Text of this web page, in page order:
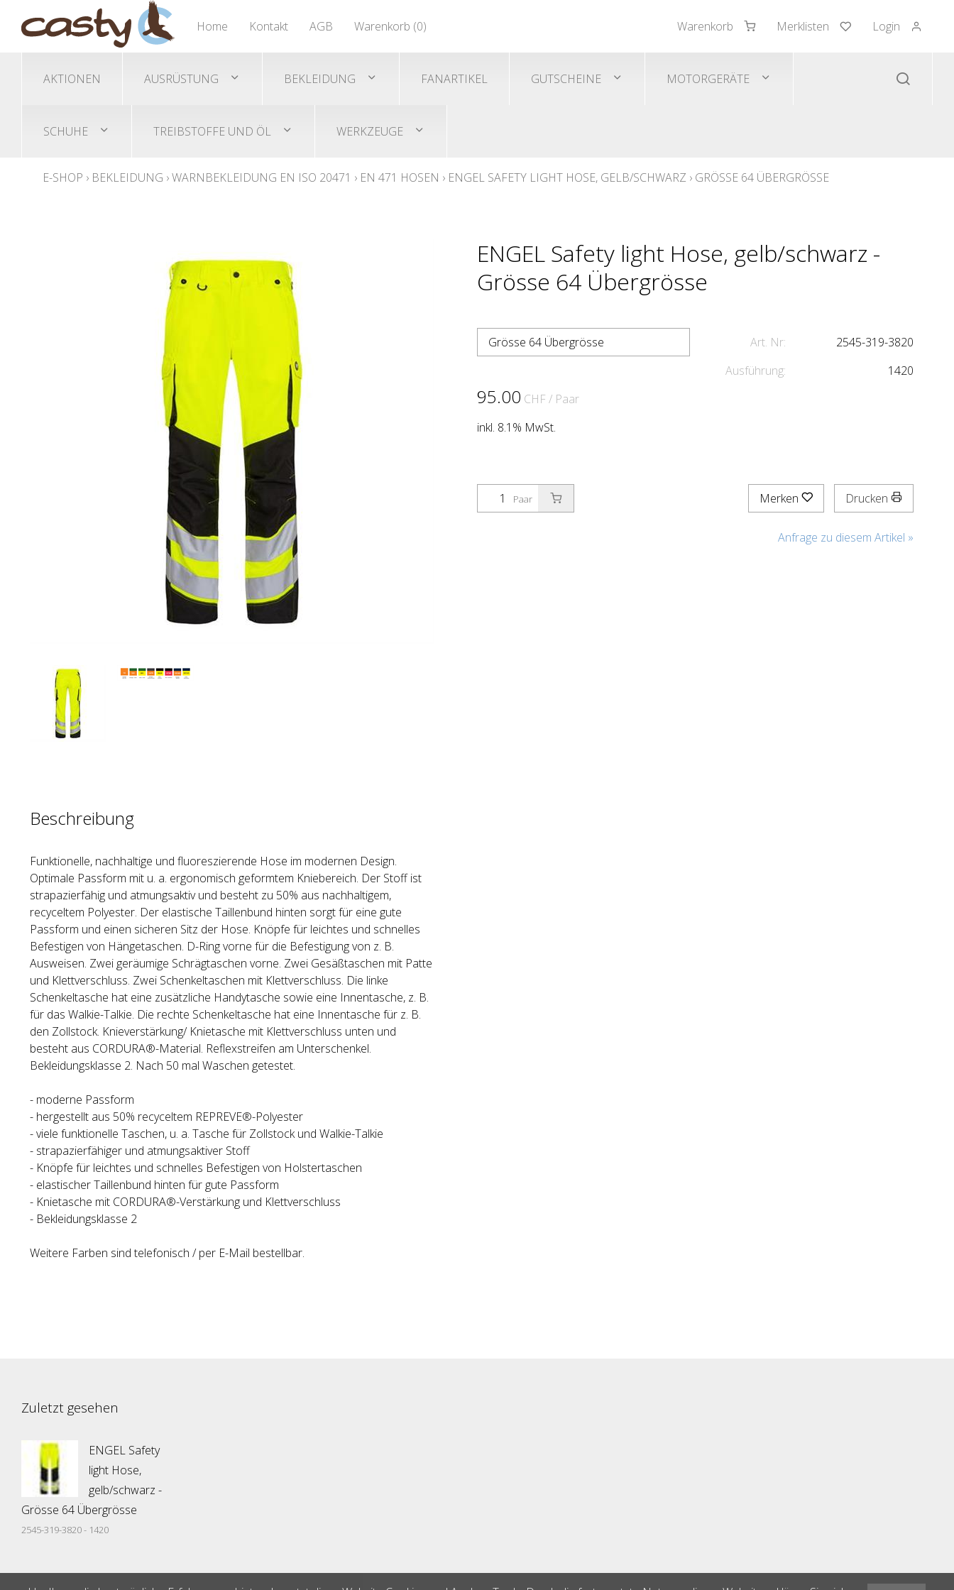
Warenkorb Merklisten Login
Home Kontakt AGB Warenkorb (0)
AKTIONEN AUSRÜSTUNG
Gehörschutz
Helme/Helmset
BEKLEIDUNG FANARTIKEL GUTSCHEINE MOTORGERÄTE
Trimmer/Freischneidegeräte
Akku-Trimmer
SCHUHE
Übersicht
TREIBSTOFFE UND ÖL
Übersicht
WERKZEUGE
Übersicht
E-SHOP › BEKLEIDUNG ›WARNBEKLEIDUNG EN ISO 20471 › EN 471 HOSEN › ENGEL SAFETY LIGHT HOSE, GELB/SCHWARZ › GRÖSSE 64 ÜBERGRÖSSE
ENGEL Safety light Hose, gelb/schwarz -
Grösse 64 Übergrösse
Grösse 64 Übergrösse
95.00 CHF / Paar
inkl. 8.1% MwSt.
Art. Nr:
2545-319-3820
Ausführung:
1420
Paar Merken Drucken
Anfrage zu diesem Artikel »
Beschreibung
Funktionelle, nachhaltige und fluoreszierende Hose im modernen Design.
Optimale Passform mit u. a. ergonomisch geformtem Kniebereich. Der Stoff ist
strapazierfähig und atmungsaktiv und besteht zu 50% aus nachhaltigem,
recyceltem Polyester. Der elastische Taillenbund hinten sorgt für eine gute
Passform und einen sicheren Sitz der Hose. Knöpfe für leichtes und schnelles
Befestigen von Hängetaschen. D-Ring vorne für die Befestigung von z. B.
Ausweisen. Zwei geräumige Schrägtaschen vorne. Zwei Gesäßtaschen mit Patte
und Klettverschluss. Zwei Schenkeltaschen mit Klettverschluss. Die linke
Schenkeltasche hat eine zusätzliche Handytasche sowie eine Innentasche, z. B.
für das Walkie-Talkie. Die rechte Schenkeltasche hat eine Innentasche für z. B.
den Zollstock. Knieverstärkung/ Knietasche mit Klettverschluss unten und
besteht aus CORDURA®-Material. Reflexstreifen am Unterschenkel.
Bekleidungsklasse 2. Nach 50 mal Waschen getestet.
- moderne Passform
- hergestellt aus 50% recyceltem REPREVE®-Polyester
- viele funktionelle Taschen, u. a. Tasche für Zollstock und Walkie-Talkie
- strapazierfähiger und atmungsaktiver Stoff
- Knöpfe für leichtes und schnelles Befestigen von Holstertaschen
- elastischer Taillenbund hinten für gute Passform
- Knietasche mit CORDURA®-Verstärkung und Klettverschluss
- Bekleidungsklasse 2
Weitere Farben sind telefonisch / per E-Mail bestellbar.
Zuletzt gesehen
ENGEL Safety
light Hose,
gelb/schwarz -
Grösse 64 Übergrösse
2545-319-3820 - 1420